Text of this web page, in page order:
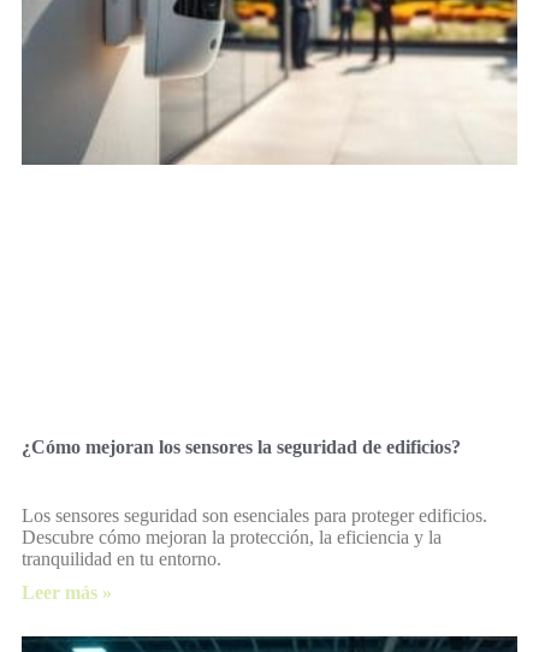
¿Cómo mejoran los sensores la seguridad de edificios?
Los sensores seguridad son esenciales para proteger edificios.
Descubre cómo mejoran la protección, la eficiencia y la
tranquilidad en tu entorno.
Leer más »